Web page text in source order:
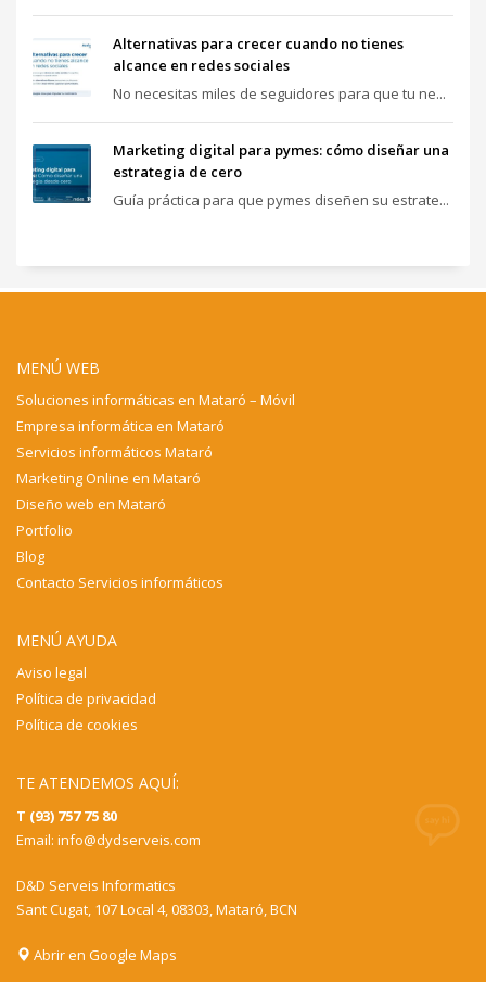
Alternativas para crecer cuando no tienes
alcance en redes sociales
No necesitas miles de seguidores para que tu ne...
Marketing digital para pymes: cómo diseñar una
estrategia de cero
Guía práctica para que pymes diseñen su estrate...
MENÚ WEB
Soluciones informáticas en Mataró – Móvil
Empresa informática en Mataró
Servicios informáticos Mataró
Marketing Online en Mataró
Diseño web en Mataró
Portfolio
Blog
Contacto Servicios informáticos
MENÚ AYUDA
Aviso legal
Política de privacidad
Política de cookies
TE ATENDEMOS AQUÍ:
T (93) 757 75 80
Email: info@dydserveis.com
D&D Serveis Informatics
Sant Cugat, 107 Local 4, 08303, Mataró, BCN
Abrir en Google Maps